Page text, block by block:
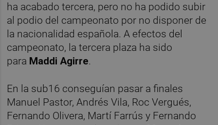
ha acabado tercera, pero no ha podido subir
al podio del campeonato por no disponer de
la nacionalidad española. A efectos del
campeonato, la tercera plaza ha sido
para Maddi Agirre.
En la sub16 conseguían pasar a finales
Manuel Pastor, Andrés Vila, Roc Vergués,
Fernando Olivera, Martí Farrús y Fernando